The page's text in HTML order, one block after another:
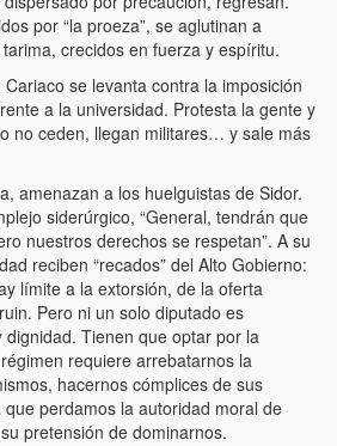
mira a tu pueblo!!! (Despicable traitor, look
por “la proeza”, se aglutinan a
crecidos en fuerza y espíritu.
se levanta contra la imposición
a la universidad. Protesta la gente y
no ceden, llegan militares… y sale más
amenazan a los huelguistas de Sidor.
siderúrgico, “General, tendrán que
nuestros derechos se respetan”. A su
reciben “recados” del Alto Gobierno:
límite a la extorsión, de la oferta
Pero ni un solo diputado es
Tienen que optar por la
requiere arrebatarnos la
hacernos cómplices de sus
perdamos la autoridad moral de
pretensión de dominarnos.